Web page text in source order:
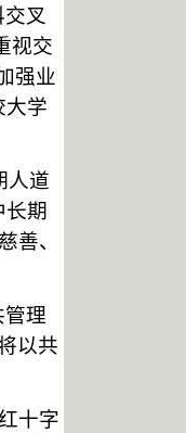
叉
视交
强业
大学
人道
期
善、
理
以共
十字